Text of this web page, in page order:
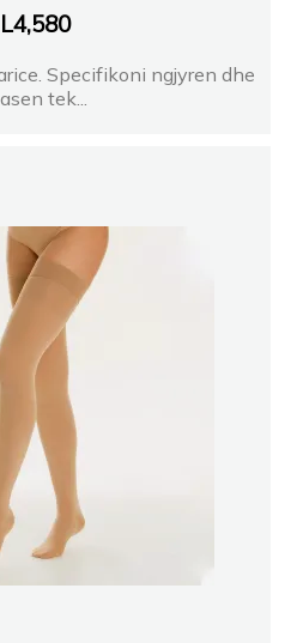
L4,580
Specifikoni ngjyren dhe
tek...